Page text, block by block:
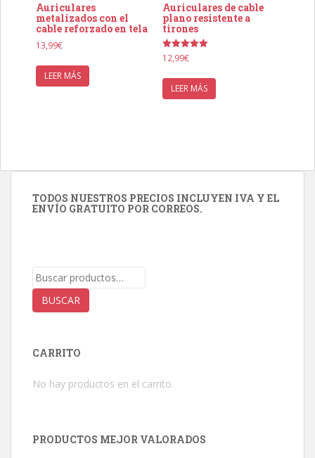
Auriculares
metalizados con el
cable reforzado en tela
13,99€
LEER MÁS
Auriculares de cable
plano resistente a
tirones
Valorado
con
de 5
12,99€
LEER MÁS
TODOS NUESTROS PRECIOS INCLUYEN IVA Y EL
ENVÍO GRATUITO POR CORREOS.
Buscar
por:
BUSCAR
CARRITO
No hay productos en el carrito.
PRODUCTOS MEJOR VALORADOS